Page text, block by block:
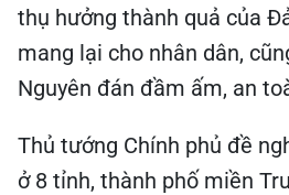
thụ hưởng thành quả của
mang lại cho nhân dân,
Nguyên đán đầm ấm, an
Thủ tướng Chính phủ đề
ở 8 tỉnh, thành phố miền